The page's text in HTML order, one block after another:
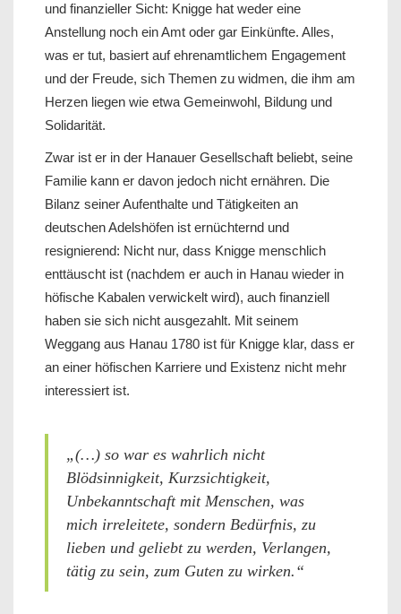
und finanzieller Sicht: Knigge hat weder eine
Anstellung noch ein Amt oder gar Einkünfte. Alles,
was er tut, basiert auf ehrenamtlichem Engagement
und der Freude, sich Themen zu widmen, die ihm am
Herzen liegen wie etwa Gemeinwohl, Bildung und
Solidarität.
Zwar ist er in der Hanauer Gesellschaft beliebt, seine
Familie kann er davon jedoch nicht ernähren. Die
Bilanz seiner Aufenthalte und Tätigkeiten an
deutschen Adelshöfen ist ernüchternd und
resignierend: Nicht nur, dass Knigge menschlich
enttäuscht ist (nachdem er auch in Hanau wieder in
höfische Kabalen verwickelt wird), auch finanziell
haben sie sich nicht ausgezahlt. Mit seinem
Weggang aus Hanau 1780 ist für Knigge klar, dass er
an einer höfischen Karriere und Existenz nicht mehr
interessiert ist.
„(…) so war es wahrlich nicht
Blödsinnigkeit, Kurzsichtigkeit,
Unbekanntschaft mit Menschen, was
mich irreleitete, sondern Bedürfnis, zu
lieben und geliebt zu werden, Verlangen,
tätig zu sein, zum Guten zu wirken.“